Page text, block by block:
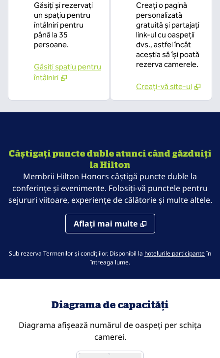
Găsiți și rezervați
un spațiu pentru
întâlniri pentru
până la 35
persoane.
Găsiți spațiu pentru
întâlniri
Creați o pagină
personalizată
gratuită și partajați
link-ul cu oaspeții
dvs., astfel încât
aceștia să își poată
rezerva camerele.
Creați-vă site-ul
Câștigați puncte duble atunci când găzduiți
la Hilton
Membrii Hilton Honors câștigă puncte duble la
conferințe și evenimente. Folosiți-vă punctele pentru
sejururi viitoare, experiențe de călătorie și multe altele.
Aflaţi mai multe
Sub rezerva Termenilor și condițiilor. Disponibil la hotelurile participante,în
întreaga lume.
Diagrama de capacități
Diagrama afișează numărul de oaspeți per schița
camerei.